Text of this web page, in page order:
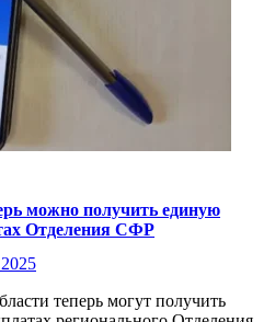
можно получить единую
Отделения СФР
теперь могут получить